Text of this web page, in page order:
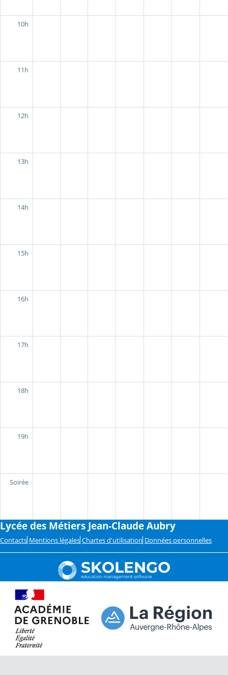
10h
11h
12h
13h
14h
15h
16h
17h
18h
19h
Soirée
Lycée des Métiers Jean-Claude Aubry
Contacts Mentions légales Chartes d'utilisation Données personnelles